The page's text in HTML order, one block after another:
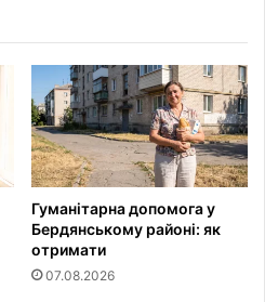
Гуманітарна допомога у
Бердянському районі: як
отримати
07.08.2026